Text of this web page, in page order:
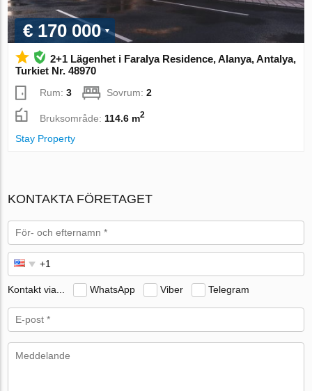
€ 170 000
2+1 Lägenhet i Faralya Residence, Alanya, Antalya,
Turkiet Nr. 48970
Rum:3 Sovrum:2
Bruksområde: 114.6 m2
Stay Property
KONTAKTA FÖRETAGET
Kontakt via... WhatsApp Viber Telegram